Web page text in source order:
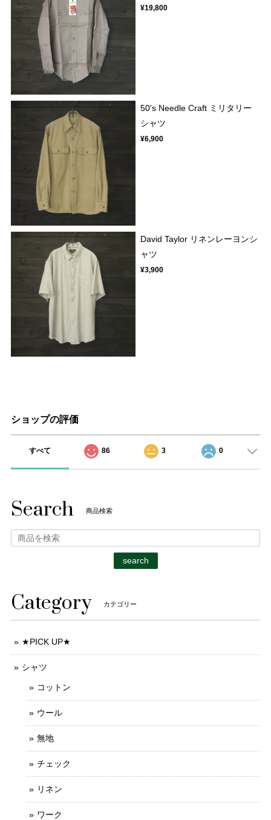
¥19,800
50's Needle Craft ミリタリー
シャツ
¥6,900
David Taylor リネンレーヨンシ
ャツ
¥3,900
ショップの評価
すべて 86 3 0
Search 商品検索
search
Category カテゴリー
★PICK UP★
シャツ
コットン
ウール
無地
チェック
リネン
ワーク